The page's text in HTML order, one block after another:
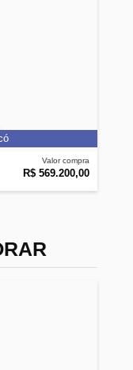
Valor compra
R$ 569.200,00